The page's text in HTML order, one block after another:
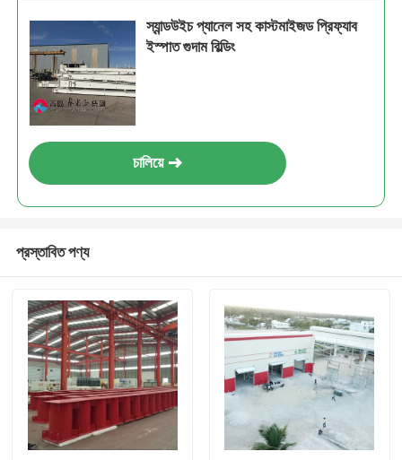
স্যান্ডউইচ প্যানেল সহ কাস্টমাইজড প্রিফ্যাব
ইস্পাত গুদাম বিল্ডিং
চালিয়ে
প্রস্তাবিত পণ্য